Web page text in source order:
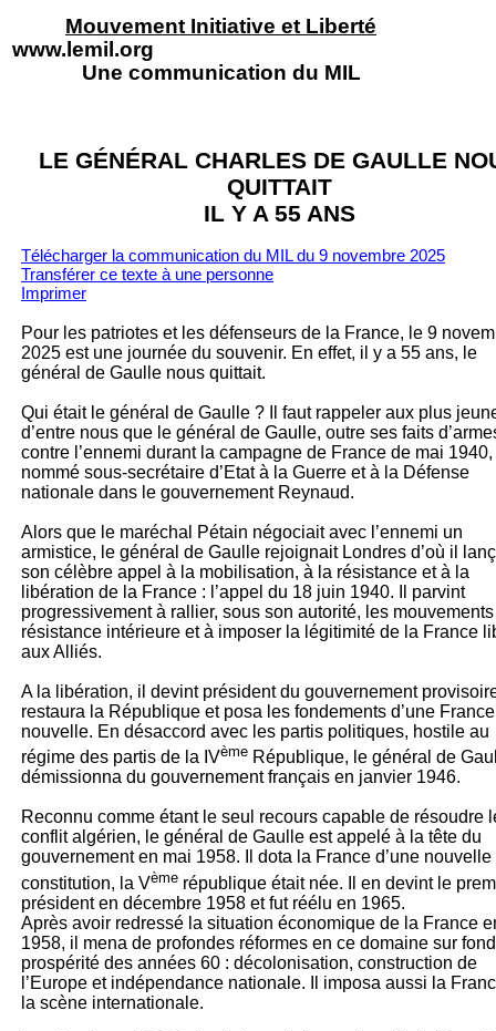
Mouvement Initiative et Liberté
www.lemil.org
Une communication du MIL
LE GÉNÉRAL CHARLES DE GAULLE
QUITTAIT
IL Y A 55 ANS
Télécharger la communication du MIL du 9 novembre 2025
Transférer ce texte à une personne
Imprimer
Pour les patriotes et les défenseurs de la France, le 9
2025 est une journée du souvenir. En effet, il y a 55 ans, le
général de Gaulle nous quittait.
Qui était le général de Gaulle ? Il faut rappeler aux plus
d’entre nous que le général de Gaulle, outre ses faits
contre l’ennemi durant la campagne de France de mai 1940,
nommé sous-secrétaire d’Etat à la Guerre et à la Défense
nationale dans le gouvernement Reynaud.
Alors que le maréchal Pétain négociait avec l’ennemi un
armistice, le général de Gaulle rejoignait Londres d’où il
son célèbre appel à la mobilisation, à la résistance et à la
libération de la France : l’appel du 18 juin 1940. Il parvint
progressivement à rallier, sous son autorité, les
résistance intérieure et à imposer la légitimité de la France
aux Alliés.
A la libération, il devint président du gouvernement
restaura la République et posa les fondements d’une France
nouvelle. En désaccord avec les partis politiques, hostile au
régime des partis de la IVème République, le général de
démissionna du gouvernement français en janvier 1946.
Reconnu comme étant le seul recours capable de résoudre
conflit algérien, le général de Gaulle est appelé à la tête du
gouvernement en mai 1958. Il dota la France d’une nouvelle
constitution, la Vème république était née. Il en devint le
président en décembre 1958 et fut réélu en 1965.
Après avoir redressé la situation économique de la France
1958, il mena de profondes réformes en ce domaine sur
prospérité des années 60 : décolonisation, construction de
l’Europe et indépendance nationale. Il imposa aussi la
la scène internationale.